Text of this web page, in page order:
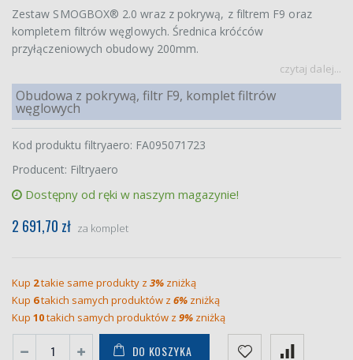
Zestaw SMOGBOX® 2.0 wraz z pokrywą, z filtrem F9 oraz
kompletem filtrów węglowych. Średnica króćców
przyłączeniowych obudowy 200mm.
czytaj dalej...
Obudowa z pokrywą, filtr F9, komplet filtrów
węglowych
Kod produktu filtryaero: FA095071723
Producent: Filtryaero
Dostępny od ręki w naszym magazynie!
2 691,70 zł za komplet
Kup 2takie same produkty z 3% zniżką
Kup 6takich samych produktów z 6% zniżką
Kup 10takich samych produktów z 9% zniżką
DO KOSZYKA